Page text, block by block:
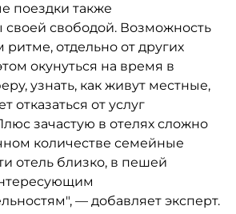
поездки также
своей свободой. Возможность
ритме, отдельно от других
окунуться на время в
узнать, как живут местные,
отказаться от услуг
зачастую в отелях сложно
количестве семейные
отель близко, в пешей
— добавляет эксперт.